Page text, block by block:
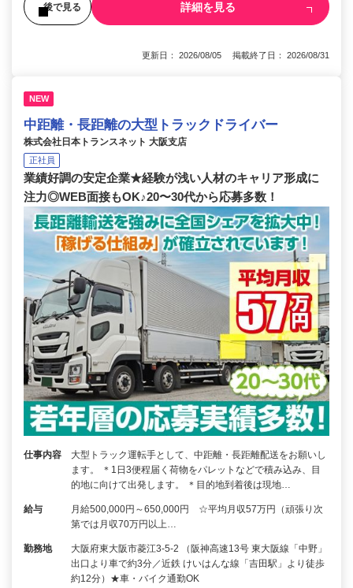
後で見る 詳細を見る
更新日： 2026/08/05 掲載終了日： 2026/08/31
NEW
中距離・長距離の大型トラックドライバー
株式会社日本トランスネット 大阪支店
正社員
業績好調の安定企業★経験が浅い人材のキャリア形成に
注力◎WEB面接もOK♪20〜30代から応募多数！
仕事内容
大型トラック運転手として、中距離・長距離配送をお願いし
ます。 ＊1日3便程届く荷物をパレットなどで積み込み、目
的地に向けて出発します。 ＊目的地到着後は現地…
給与
月給500,000円～650,000円 ☆平均月収57万円（頑張り次
第では月収70万円以上…
勤務地
大阪府東大阪市菱江3-5-2 （阪神高速13号 東大阪線「中野」
出口より車で約3分／近鉄 けいはんな線「吉田駅」より徒歩
約12分）★車・バイク通勤OK